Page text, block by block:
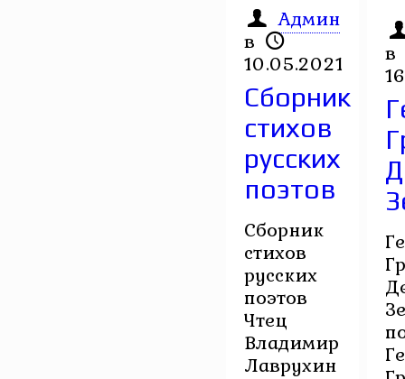
Админ
в
10.05.2021
Сборник
стихов
русских
поэтов
Сборник
стихов
русских
поэтов
Чтец
Владимир
Лаврухин
в